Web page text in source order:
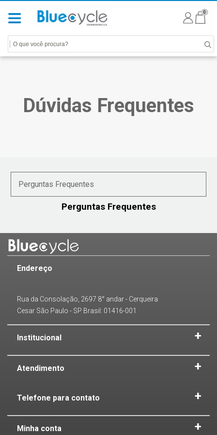
0
Dúvidas Frequentes
Perguntas Frequentes
Perguntas Frequentes
Endereço
Rua da Consolação, 2697 8° andar - Cerqueira
Cesar São Paulo - SP Brasil: 01416-001
Institucional
Atendimento
Telefone para contato
Minha conta